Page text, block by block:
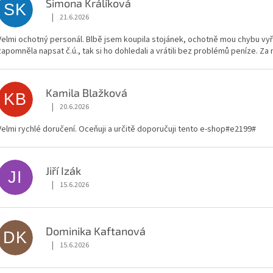
SK Simona Králíková
Hodnocení obchodu je 5 z 5 hvězdiček.
| 21.6.2026
ochotný personál. Blbě jsem koupila stojánek, ochotně mou chybu
napsat č.ú., tak si ho dohledali a vrátili bez problémů peníze.
KB Kamila Blažková
Hodnocení obchodu je 5 z 5 hvězdiček.
| 20.6.2026
rychlé doručení. Oceňuji a určitě doporučuji tento e-shop#e2199#️
JI Jiří Izák
Hodnocení obchodu je 5 z 5 hvězdiček.
| 15.6.2026
DK Dominika Kaftanová
Hodnocení obchodu je 5 z 5 hvězdiček.
| 15.6.2026